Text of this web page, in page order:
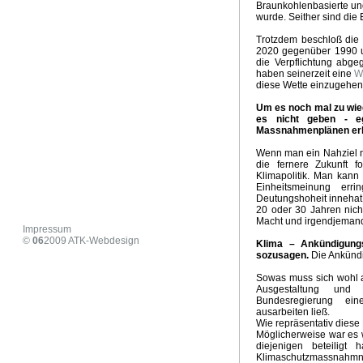
Wintervorhersage 2024/
Aus vom Verbrenneraus
Wie realistisch ist Net - Zero
Neoliberalismuns und Klimawandel
Klimaaktivismus,
Milder Winter 2024 - Ausblick März
Habecks
Klimaschutz Projekt der Eliten
Der Anti Arbeiter- und
Zirkulationeanomalien und Klimaschwankungen in
Stromrationierung für Wärmepumpen und Elektroautos
Heizhammer - CO2 und Kosteneinsparung
Risse im
Irrationale Klima- und Energiepolitik
Hitzepanik in den
Sommer 2023 Zwischenbilanz
Verlogener
Habecks Sieg - Niederlage
Grüner Angriff auf die Mitte der
Klimapropaganda und
Ursache Klimawandel Deutschland
Höllenritt nach Net -
Weiße Weihnachten
Kohle -
US Supreme Court Klima
Wirkungsloses EU Ölembargo gegen Russland
24. Februar 2022
Umweltzerstörung
Koalitionsvertrag Klima und Energie
Net Zero 2050 - Weltwirtschaftskrise
Emissionshandel
Impressum
© 062009 ATK-Webdesign
Braunkohlenbasierte
wurde. Seither sind die
Trotzdem beschloß
2020 gegenüber 1990
die Verpflichtung
haben seinerzeit eine
diese Wette
Um es noch mal zu
es nicht geben -
Massnahmenplänen
Wenn man ein Nahziel
die fernere Zukunft
Klimapolitik. Man
Einheitsmeinung
Deutungshoheit
20 oder 30 Jahren
Macht und
Klima –
sozusagen. Die
Sowas muss sich wohl
Ausgestaltung
Bundesregierung
ausarbeiten ließ.
Wie repräsentativ
Möglicherweise war
diejenigen beteiligt